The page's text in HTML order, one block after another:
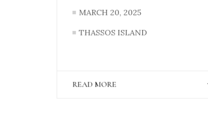
MARCH 20, 2025
THASSOS ISLAND
READ MORE